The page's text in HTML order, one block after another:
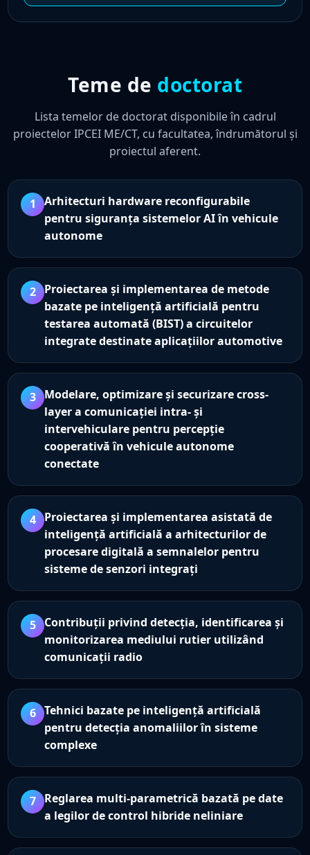
Teme de doctorat
Lista temelor de doctorat disponibile în cadrul
proiectelor IPCEI ME/CT, cu facultatea, îndrumătorul și
proiectul aferent.
1 Arhitecturi hardware reconfigurabile
pentru siguranța sistemelor AI în vehicule
autonome
2
Proiectarea și implementarea de metode
bazate pe inteligență artificială pentru
testarea automată (BIST) a circuitelor
integrate destinate aplicațiilor automotive
3
Modelare, optimizare și securizare cross-
layer a comunicației intra- și
intervehiculare pentru percepție
cooperativă în vehicule autonome
conectate
4
Proiectarea și implementarea asistată de
inteligență artificială a arhitecturilor de
procesare digitală a semnalelor pentru
sisteme de senzori integrați
5
Contribuții privind detecția, identificarea și
monitorizarea mediului rutier utilizând
comunicații radio
6 Tehnici bazate pe inteligență artificială
pentru detecția anomaliilor în sisteme
complexe
7
Reglarea multi-parametrică bazată pe date
a legilor de control hibride neliniare